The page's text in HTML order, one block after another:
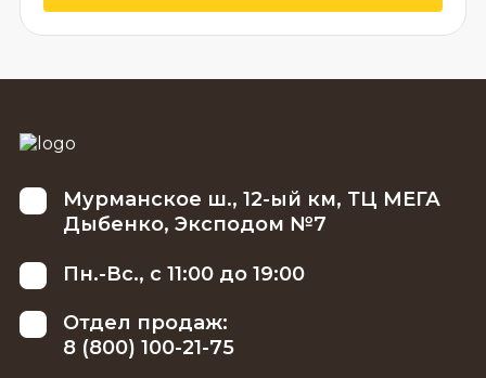
Мурманское ш., 12-ый км, ТЦ МЕГА
Дыбенко, Эксподом №7
Пн.-Вс., с 11:00 до 19:00
Отдел продаж:
8 (800) 100-21-75